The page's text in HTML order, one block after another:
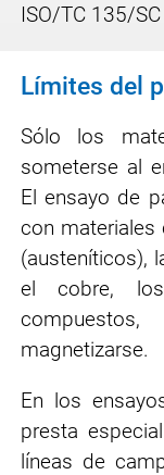
ISO/TC 135/
Límites del
Sólo los
someterse al
El ensayo de
con materiales
(austeníticos),
el cobre,
magnetizarse.
En los
presta
líneas de